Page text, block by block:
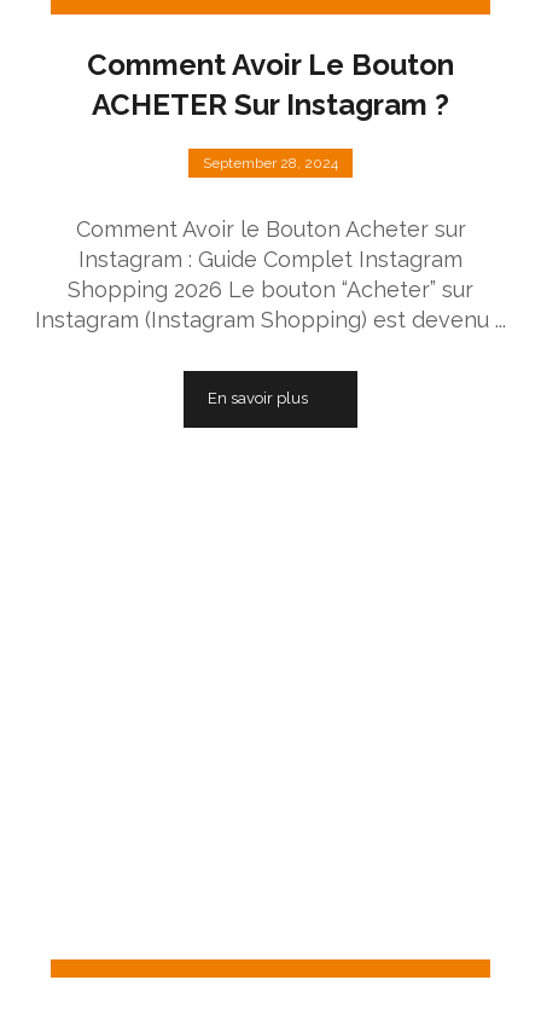
Comment Avoir Le Bouton
ACHETER Sur Instagram ?
September 28, 2024
Comment Avoir le Bouton Acheter sur
Instagram : Guide Complet Instagram
Shopping 2026 Le bouton “Acheter” sur
Instagram (Instagram Shopping) est devenu ...
En savoir plus